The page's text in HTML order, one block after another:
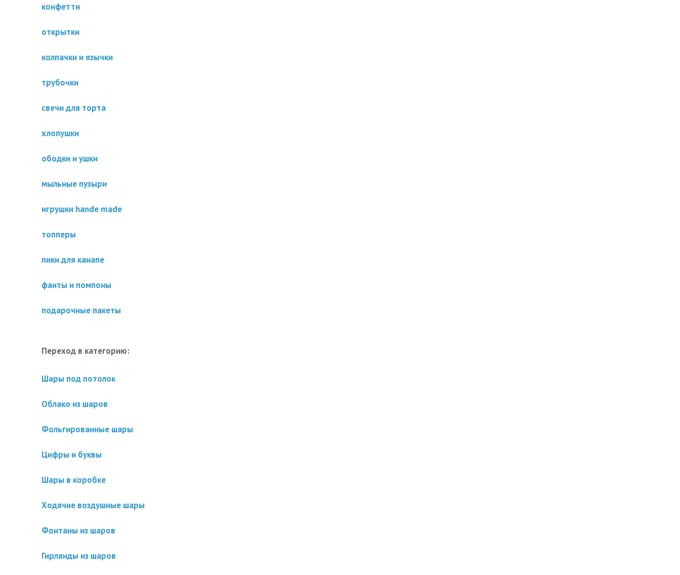
конфетти
открытки
колпачки и язычки
трубочки
свечи для торта
хлопушки
ободки и ушки
мыльные пузыри
игрушки hande made
топперы
пики для канапе
фанты и помпоны
подарочные пакеты
Переход в категорию:
Шары под потолок
Облако из шаров
Фольгированные шары
Цифры и буквы
Шары в коробке
Ходячие воздушные шары
Фонтаны из шаров
Гирлянды из шаров